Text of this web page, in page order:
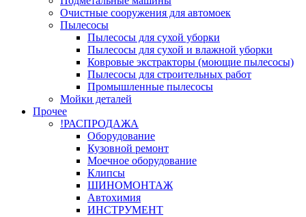
Очистные сооружения для автомоек
Пылесосы
Пылесосы для сухой уборки
Пылесосы для сухой и влажной уборки
Ковровые экстракторы (моющие пылесосы)
Пылесосы для строительных работ
Промышленные пылесосы
Мойки деталей
Прочее
!РАСПРОДАЖА
Оборудование
Кузовной ремонт
Моечное оборудование
Клипсы
ШИНОМОНТАЖ
Автохимия
ИНСТРУМЕНТ